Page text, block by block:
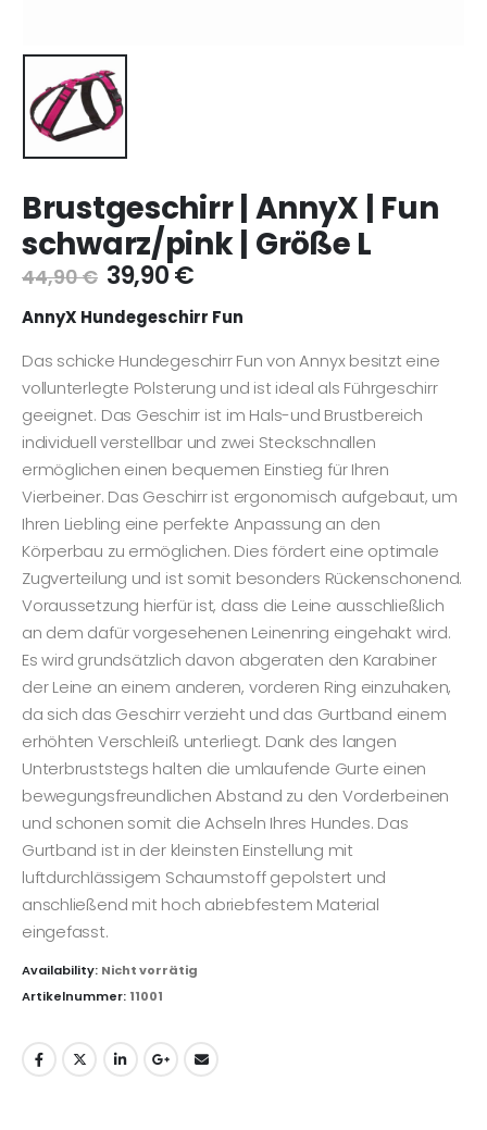
Brustgeschirr | AnnyX | Fun
schwarz/pink | Größe L
44,90€ 39,90€
AnnyX Hundegeschirr Fun
Das schicke Hundegeschirr Fun von Annyx besitzt eine
vollunterlegte Polsterung und ist ideal als Führgeschirr
geeignet. Das Geschirr ist im Hals-und Brustbereich
individuell verstellbar und zwei Steckschnallen
ermöglichen einen bequemen Einstieg für Ihren
Vierbeiner. Das Geschirr ist ergonomisch aufgebaut, um
Ihren Liebling eine perfekte Anpassung an den
Körperbau zu ermöglichen. Dies fördert eine optimale
Zugverteilung und ist somit besonders Rückenschonend.
Voraussetzung hierfür ist, dass die Leine ausschließlich
an dem dafür vorgesehenen Leinenring eingehakt wird.
Es wird grundsätzlich davon abgeraten den Karabiner
der Leine an einem anderen, vorderen Ring einzuhaken,
da sich das Geschirr verzieht und das Gurtband einem
erhöhten Verschleiß unterliegt. Dank des langen
Unterbruststegs halten die umlaufende Gurte einen
bewegungsfreundlichen Abstand zu den Vorderbeinen
und schonen somit die Achseln Ihres Hundes. Das
Gurtband ist in der kleinsten Einstellung mit
luftdurchlässigem Schaumstoff gepolstert und
anschließend mit hoch abriebfestem Material
eingefasst.
Availability: Nicht vorrätig
Artikelnummer: 11001